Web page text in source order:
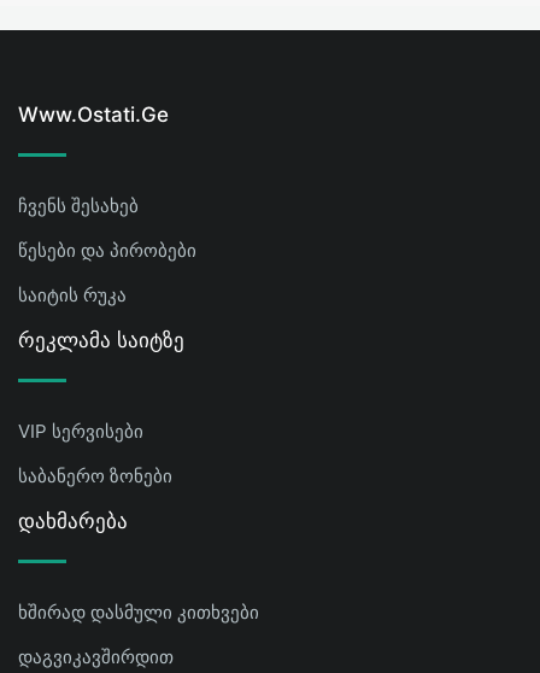
Www.ostati.ge
ჩვენს შესახებ
წესები და პირობები
საიტის რუკა
Რეკლამა Საიტზე
VIP სერვისები
საბანერო ზონები
Დახმარება
ხშირად დასმული კითხვები
დაგვიკავშირდით